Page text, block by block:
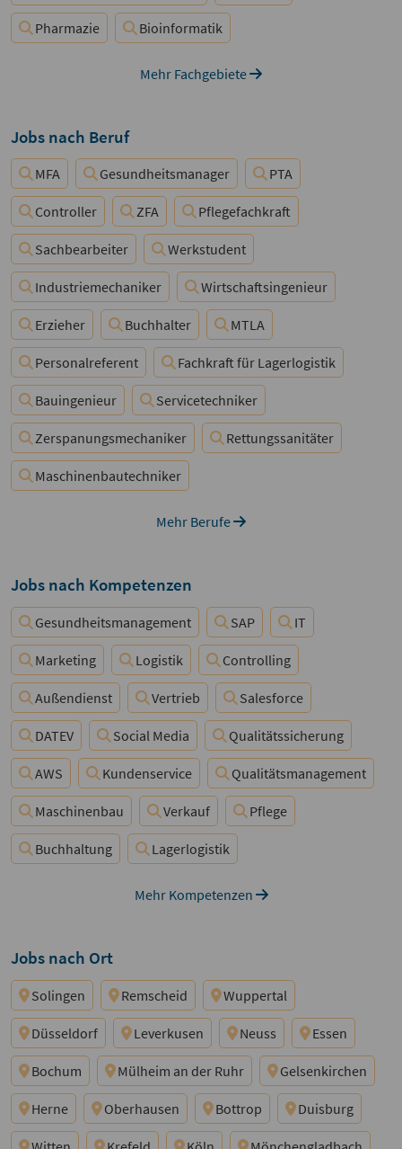
Pharmazie Bioinformatik
Mehr Fachgebiete
Jobs nach Beruf
MFA Gesundheitsmanager PTA
Controller ZFA Pflegefachkraft
Sachbearbeiter Werkstudent
Industriemechaniker Wirtschaftsingenieur
Erzieher Buchhalter MTLA
Personalreferent Fachkraft für Lagerlogistik
Bauingenieur Servicetechniker
Zerspanungsmechaniker Rettungssanitäter
Maschinenbautechniker
Mehr Berufe
Jobs nach Kompetenzen
Gesundheitsmanagement SAP IT
Marketing Logistik Controlling
Außendienst Vertrieb Salesforce
DATEV Social Media Qualitätssicherung
AWS Kundenservice Qualitätsmanagement
Maschinenbau Verkauf Pflege
Buchhaltung Lagerlogistik
Mehr Kompetenzen
Jobs nach Ort
Solingen Remscheid Wuppertal
Düsseldorf Leverkusen Neuss Essen
Bochum Mülheim an der Ruhr Gelsenkirchen
Herne Oberhausen Bottrop Duisburg